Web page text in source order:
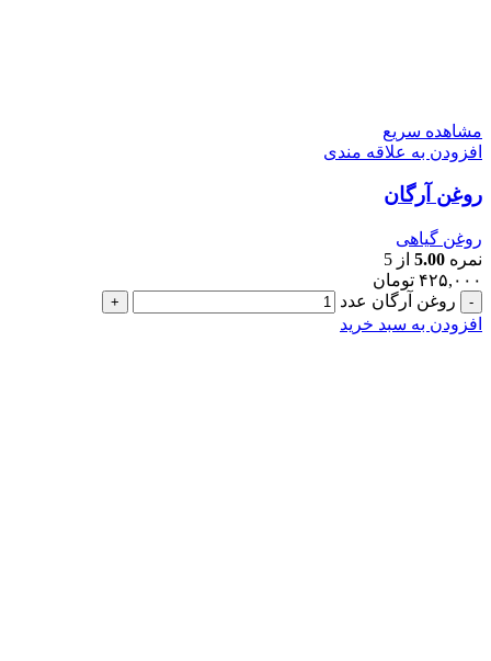
مشاهده سریع
افزودن به علاقه مندی
روغن آرگان
روغن گیاهی
نمره 5.00 از 5
۴۲۵,۰۰۰ تومان
روغن آرگان عدد
افزودن به سبد خرید